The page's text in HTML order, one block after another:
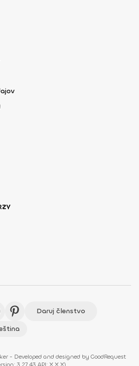
Daruj členstvo
- Developed and designed by GoodRequest